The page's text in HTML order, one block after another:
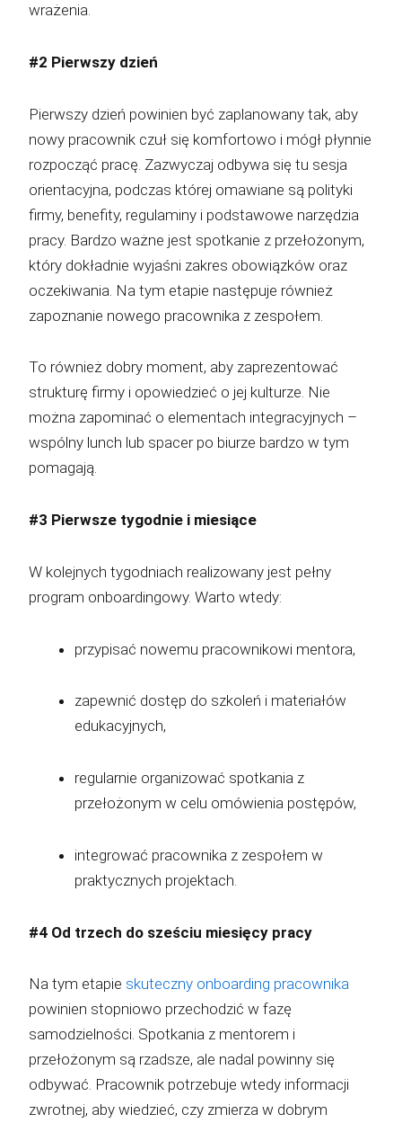
wrażenia.
#2 Pierwszy dzień
Pierwszy dzień powinien być zaplanowany tak, aby
nowy pracownik czuł się komfortowo i mógł płynnie
rozpocząć pracę. Zazwyczaj odbywa się tu sesja
orientacyjna, podczas której omawiane są polityki
firmy, benefity, regulaminy i podstawowe narzędzia
pracy. Bardzo ważne jest spotkanie z przełożonym,
który dokładnie wyjaśni zakres obowiązków oraz
oczekiwania. Na tym etapie następuje również
zapoznanie nowego pracownika z zespołem.
To również dobry moment, aby zaprezentować
strukturę firmy i opowiedzieć o jej kulturze. Nie
można zapominać o elementach integracyjnych –
wspólny lunch lub spacer po biurze bardzo w tym
pomagają.
#3 Pierwsze tygodnie i miesiące
W kolejnych tygodniach realizowany jest pełny
program onboardingowy. Warto wtedy:
przypisać nowemu pracownikowi mentora,
zapewnić dostęp do szkoleń i materiałów
edukacyjnych,
regularnie organizować spotkania z
przełożonym w celu omówienia postępów,
integrować pracownika z zespołem w
praktycznych projektach.
#4 Od trzech do sześciu miesięcy pracy
Na tym etapie skuteczny onboarding pracownika
powinien stopniowo przechodzić w fazę
samodzielności. Spotkania z mentorem i
przełożonym są rzadsze, ale nadal powinny się
odbywać. Pracownik potrzebuje wtedy informacji
zwrotnej, aby wiedzieć, czy zmierza w dobrym